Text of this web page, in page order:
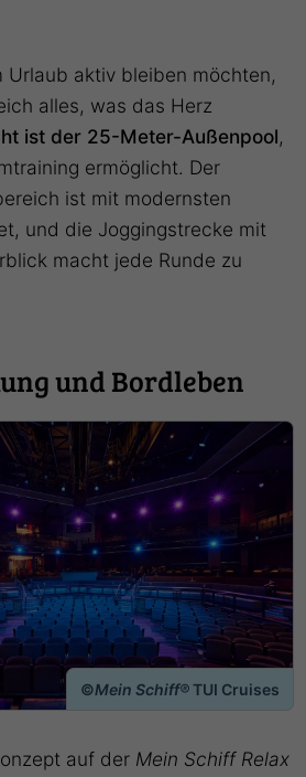
Urlaub aktiv bleiben möchten,
alles, was das Herz
ist der 25-Meter-Außenpool,
ermöglicht. Der
ist mit modernsten
und die Joggingstrecke mit
macht jede Runde zu
und Bordleben
©Mein Schiff®TUI Cruises
auf der Mein Schiff Relax